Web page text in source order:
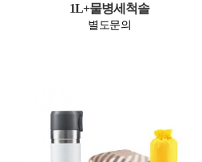
1L+물병세척솔
별도문의